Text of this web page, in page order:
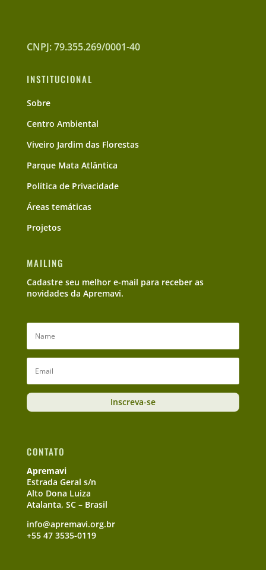
CNPJ: 79.355.269/0001-40
INSTITUCIONAL
Sobre
Centro Ambiental
Viveiro Jardim das Florestas
Parque Mata Atlântica
Política de Privacidade
Áreas temáticas
Projetos
MAILING
Cadastre seu melhor e-mail para receber as
novidades da Apremavi.
Inscreva-se
CONTATO
Apremavi
Estrada Geral s/n
Alto Dona Luiza
Atalanta, SC – Brasil
info@apremavi.org.br
+55 47 3535-0119